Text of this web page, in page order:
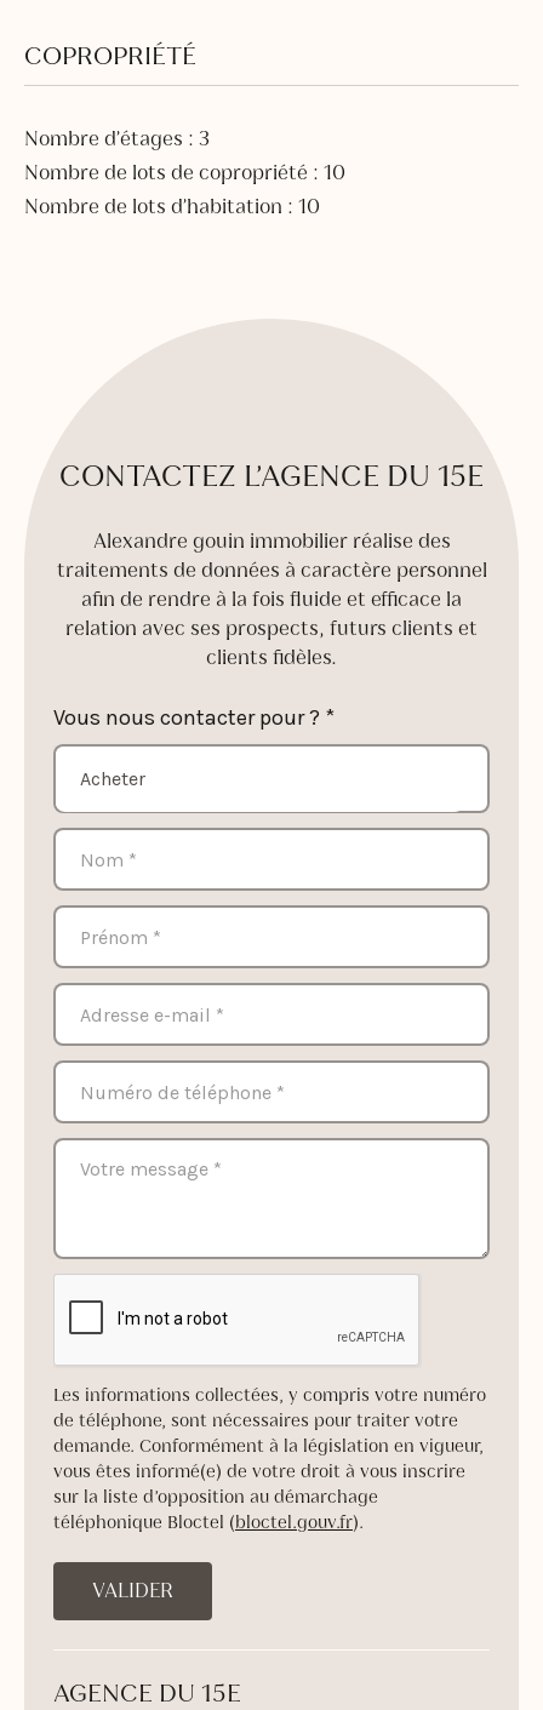
COPROPRIÉTÉ
Nombre d’étages : 3
Nombre de lots de copropriété : 10
Nombre de lots d’habitation : 10
CONTACTEZ L’AGENCE DU 15E
Alexandre gouin immobilier réalise des
traitements de données à caractère personnel
afin de rendre à la fois fluide et efficace la
relation avec ses prospects, futurs clients et
clients fidèles.
Vous nous contacter pour ? *
Les informations collectées, y compris votre numéro
de téléphone, sont nécessaires pour traiter votre
demande. Conformément à la législation en vigueur,
vous êtes informé(e) de votre droit à vous inscrire
sur la liste d’opposition au démarchage
téléphonique Bloctel (bloctel.gouv.fr).
AGENCE DU 15E